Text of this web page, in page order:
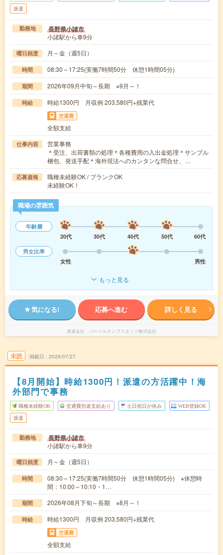
派遣
勤務地 長野県小諸市
小諸駅から車9分
曜日頻度 月～金（週5日）
時間 08:30～17:25(実働7時間50分 休憩1時間05分)
期間 2026年09月中旬～長期 ※9月～！
時給 時給1300円 月収例 203,580円+残業代
交通費
全額支給
仕事内容
営業事務
＊受注、出荷書類の処理＊各種費用の入出金処理＊サンプル
梱包、発送手配＊海外現法へのカンタンな問合せ、…
応募資格
職種未経験OK / ブランクOK
未経験OK！
職場の雰囲気
年齢層
20代
30代 40代 50代
60代
男女比率
女性
男性
もっと見る
気になる! 応募へ進む 詳しく見る
派遣会社 パーソルテンプスタッフ株式会社
未読 掲載日 2026/07/27
【8月開始】時給1300円！派遣の方活躍中！海
外部門で事務
職種未経験OK 交通費別途支給あり 土日祝日が休み WEB登録OK
派遣
勤務地 長野県小諸市
小諸駅から車9分
曜日頻度 月～金（週5日）
時間
08:30～17:25(実働7時間50分 休憩1時間05分) ※休憩時
間：10:00～10:10・1…
期間 2026年08月下旬～長期 ※8月～！
時給 時給1300円 月収例 203,580円+残業代
交通費
全額支給